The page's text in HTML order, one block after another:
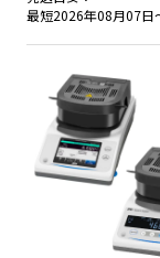
●耐久性を高める
●正確で一貫性の
ロードセル
●ＭＢ９２は、水
とするユーザー向
●ＭＢ６２は、汎
水分測定の用途
●ＭＢ３２は、日
生産現場でのニ
最短2026年08月07日